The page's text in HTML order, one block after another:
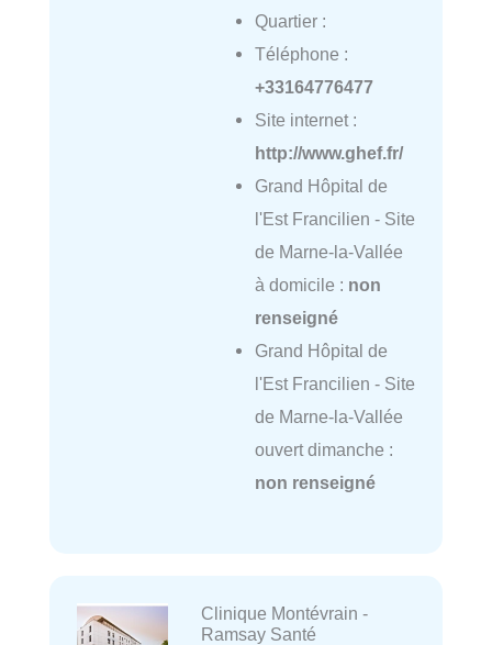
Quartier :
Téléphone :
+33164776477
Site internet :
http://www.ghef.fr/
Grand Hôpital de
l'Est Francilien - Site
de Marne-la-Vallée
à domicile : non
renseigné
Grand Hôpital de
l'Est Francilien - Site
de Marne-la-Vallée
ouvert dimanche :
non renseigné
Clinique Montévrain -
Ramsay Santé